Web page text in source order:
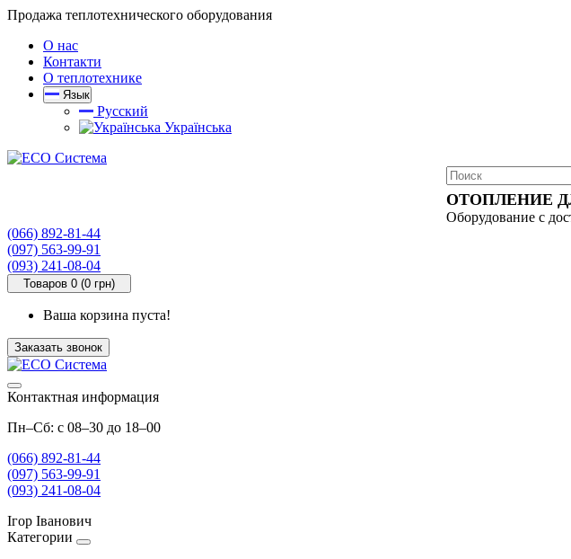
Продажа теплотехнического оборудования
О нас
Контакти
О теплотехнике
Язык
Русский
Українська
ОТОПЛЕНИЕ
Оборудование с
(066) 892-81-44
(097) 563-99-91
(093) 241-08-04
Товаров 0 (0 грн)
Ваша корзина пуста!
Заказать звонок
Контактная информация
Пн–Сб: с 08–30 до 18–00
(066) 892-81-44
(097) 563-99-91
(093) 241-08-04
Ігор Іванович
Категории